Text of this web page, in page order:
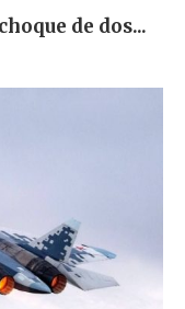
de dos...